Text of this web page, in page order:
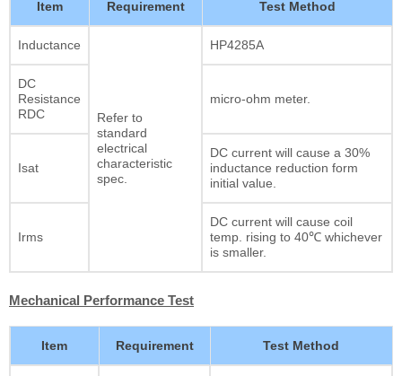
Item Requirement Test Method
Inductance
Refer to
standard
electrical
characteristic
spec.
HP4285A
DC
Resistance
RDC
micro-ohm meter.
Isat
DC current will cause a 30%
inductance reduction form
initial value.
Irms
DC current will cause coil
temp. rising to 40℃ whichever
is smaller.
Mechanical Performance Test
Item Requirement Test Method